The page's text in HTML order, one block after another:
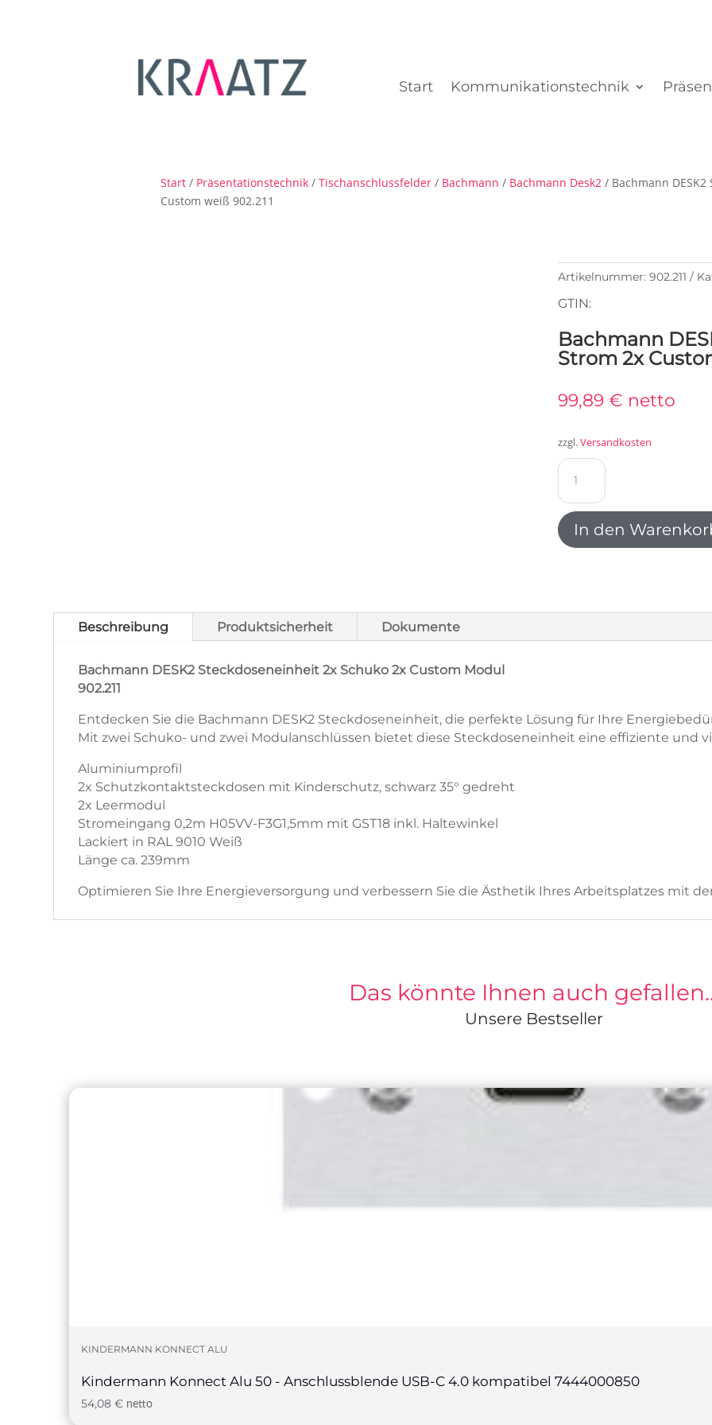
Start Kommunikationstechnik
Start/ Präsentationstechnik/ Tischanschlussfelder/ Bachmann / Bachmann Desk2 / Bachmann
Custom weiß 902.211
Artikelnummer: 902.211
GTIN:
Bachmann
Strom 2x
99,89 € netto
zzgl.Versandkosten
Bachmann
DESK2
Steckdoseneinheit
2x
Strom
902.211
In den
Beschreibung Produktsicherheit Dokumente
Bachmann DESK2 Steckdoseneinheit 2x Schuko 2x Custom Modul
902.211
Entdecken Sie die Bachmann DESK2 Steckdoseneinheit, die perfekte Lösung für Ihre
Mit zwei Schuko- und zwei Modulanschlüssen bietet diese Steckdoseneinheit eine effiziente und
Aluminiumprofil
2x Schutzkontaktsteckdosen mit Kinderschutz, schwarz 35° gedreht
2x Leermodul
Stromeingang 0,2m H05VV-F3G1,5mm mit GST18 inkl. Haltewinkel
Lackiert in RAL 9010 Weiß
Länge ca. 239mm
Optimieren Sie Ihre Energieversorgung und verbessern Sie die Ästhetik Ihres Arbeitsplatzes mit
Das könnte Ihnen auch
Unsere Bestseller
KINDERMANN KONNECT ALU
Kindermann Konnect Alu 50 - Anschlussblende USB-C 4.0 kompatibel 7444000850
54,08€ netto